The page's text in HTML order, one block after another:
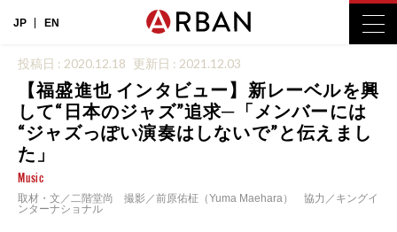
JP EN
投稿日 : 2020.12.18 更新日 : 2021.12.03
【福盛進也 インタビュー】新レーベルを興
して“日本のジャズ”追求─「メンバーには
“ジャズっぽい演奏はしないで”と伝えまし
た」
Music
取材・文／二階堂尚 撮影／前原佑柾（Yuma Maehara） 協力／キングイ
ンターナショナル